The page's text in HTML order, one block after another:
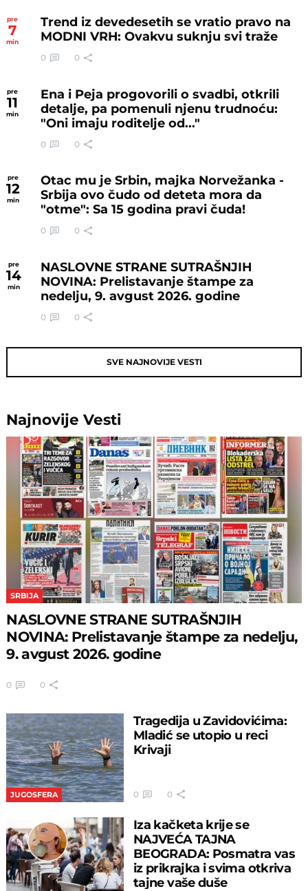
pre
7
min
Trend iz devedesetih se vratio pravo na
MODNI VRH: Ovakvu suknju svi traže
0 0
pre
11
min
Ena i Peja progovorili o svadbi, otkrili
detalje, pa pomenuli njenu trudnoću:
"Oni imaju roditelje od..."
0 0
pre
12
min
Otac mu je Srbin, majka Norvežanka -
Srbija ovo čudo od deteta mora da
"otme": Sa 15 godina pravi čuda!
0 0
pre
14
min
NASLOVNE STRANE SUTRAŠNJIH
NOVINA: Prelistavanje štampe za
nedelju, 9. avgust 2026. godine
0 0
SVE NAJNOVIJE VESTI
NajnovijeVesti
SRBIJA
NASLOVNE STRANE SUTRAŠNJIH
NOVINA: Prelistavanje štampe za nedelju,
9. avgust 2026. godine
0 0
JUGOSFERA
Tragedija u Zavidovićima:
Mladić se utopio u reci
Krivaji
0 0
Iza kačketa krije se
NAJVEĆA TAJNA
BEOGRADA: Posmatra vas
iz prikrajka i svima otkriva
tajne vaše duše